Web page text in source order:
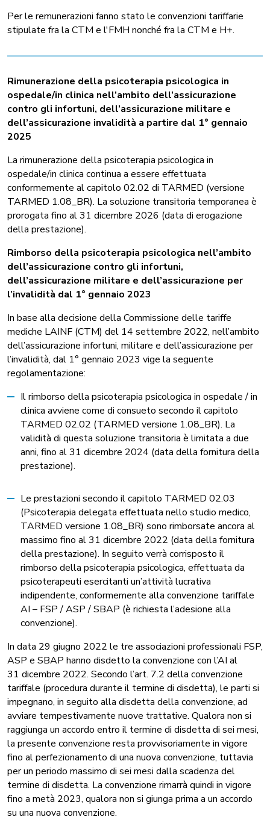
Per le remunerazioni fanno stato le convenzioni tariffarie
stipulate fra la CTM e l'FMH nonché fra la CTM e H+.
Rimunerazione della psicoterapia psicologica in
ospedale/in clinica nell’ambito dell’assicurazione
contro gli infortuni, dell’assicurazione militare e
dell’assicurazione invalidità a partire dal 1° gennaio
2025
La rimunerazione della psicoterapia psicologica in
ospedale/in clinica continua a essere effettuata
conformemente al capitolo 02.02 di TARMED (versione
TARMED 1.08_BR). La soluzione transitoria temporanea è
prorogata fino al 31 dicembre 2026 (data di erogazione
della prestazione).
Rimborso della psicoterapia psicologica nell’ambito
dell’assicurazione contro gli infortuni,
dell’assicurazione militare e dell’assicurazione per
l’invalidità dal 1° gennaio 2023
In base alla decisione della Commissione delle tariffe
mediche LAINF (CTM) del 14 settembre 2022, nell’ambito
dell’assicurazione infortuni, militare e dell’assicurazione per
l’invalidità, dal 1° gennaio 2023 vige la seguente
regolamentazione:
Il rimborso della psicoterapia psicologica in ospedale / in
clinica avviene come di consueto secondo il capitolo
TARMED 02.02 (TARMED versione 1.08_BR). La
validità di questa soluzione transitoria è limitata a due
anni, fino al 31 dicembre 2024 (data della fornitura della
prestazione).
Le prestazioni secondo il capitolo TARMED 02.03
(Psicoterapia delegata effettuata nello studio medico,
TARMED versione 1.08_BR) sono rimborsate ancora al
massimo fino al 31 dicembre 2022 (data della fornitura
della prestazione). In seguito verrà corrisposto il
rimborso della psicoterapia psicologica, effettuata da
psicoterapeuti esercitanti un’attività lucrativa
indipendente, conformemente alla convenzione tariffale
AI – FSP / ASP / SBAP (è richiesta l’adesione alla
convenzione).
In data 29 giugno 2022 le tre associazioni professionali FSP,
ASP e SBAP hanno disdetto la convenzione con l’AI al
31 dicembre 2022. Secondo l’art. 7.2 della convenzione
tariffale (procedura durante il termine di disdetta), le parti si
impegnano, in seguito alla disdetta della convenzione, ad
avviare tempestivamente nuove trattative. Qualora non si
raggiunga un accordo entro il termine di disdetta di sei mesi,
la presente convenzione resta provvisoriamente in vigore
fino al perfezionamento di una nuova convenzione, tuttavia
per un periodo massimo di sei mesi dalla scadenza del
termine di disdetta. La convenzione rimarrà quindi in vigore
fino a metà 2023, qualora non si giunga prima a un accordo
su una nuova convenzione.